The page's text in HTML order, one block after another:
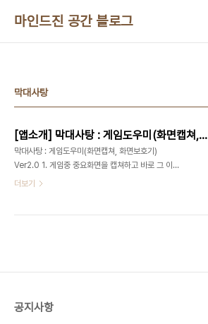
마인드진 공간 블로그
막대사탕
[앱소개] 막대사탕 : 게임도우미(화면캡쳐, 화면보호기)
막대사탕 : 게임도우미(화면캡쳐, 화면보호기)
Ver2.0 1. 게임중 중요화면을 캡쳐하고 바로 그 이
미지를 공유하고 싶을때 2. 자동사냥이나 레이드 같
ON 5. 뒤로가기를 통해 앱으로 돌아가면 스위치가
더보기
공지사항